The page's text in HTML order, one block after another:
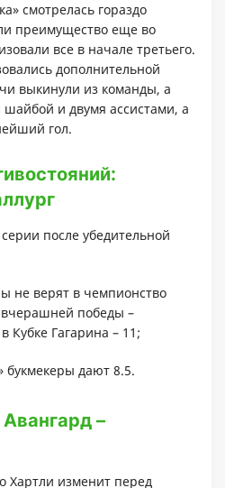
смотрелась гораздо
преимущество еще во
все в начале третьего.
дополнительной
выкинули из команды, а
шайбой и двумя ассистами, а
гол.
после убедительной
не верят в чемпионство
победы –
Кубке Гагарина – 11;
букмекеры дают 8.5.
–
Хартли изменит перед